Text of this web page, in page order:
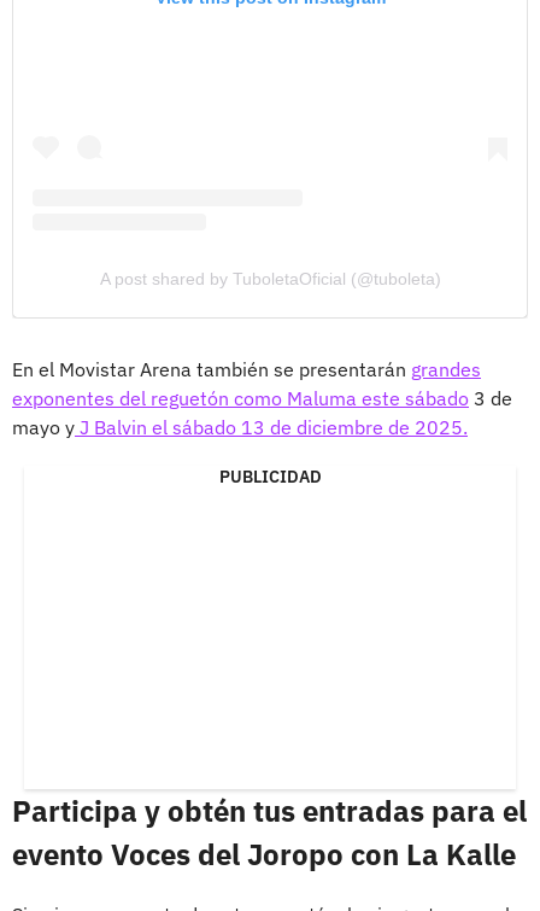
A post shared by TuboletaOficial (@tuboleta)
En el Movistar Arena también se presentarán grandes
exponentes del reguetón como Maluma este sábado 3 de
mayo y J Balvin el sábado 13 de diciembre de 2025.
PUBLICIDAD
Participa y obtén tus entradas para el
evento Voces del Joropo con La Kalle